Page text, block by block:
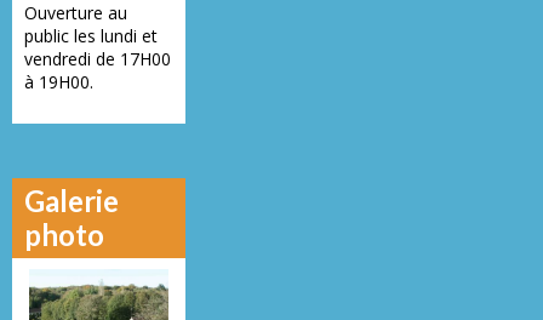
Ouverture au
public les lundi et
vendredi de 17H00
à 19H00.
Galerie
photo